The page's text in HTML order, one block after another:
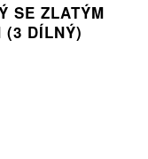
SE ZLATÝM
(3 DÍLNÝ)